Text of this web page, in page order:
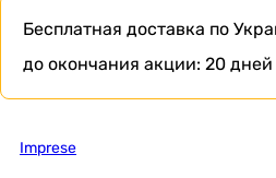
Бесплатная доставка по
до окончания акции: 20 дней
Imprese